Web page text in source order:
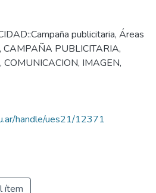
publicitaria, Áreas
, CAMPAÑA PUBLICITARIA,
, COMUNICACION, IMAGEN,
handle/ues21/12371
ítem